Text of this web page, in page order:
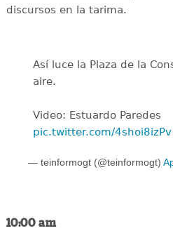
discursos en la tarima.
Así luce la Plaza de la
aire.
Video: Estuardo Paredes
pic.twitter.com/4shoi8izPv
— teinformogt (@teinformogt)
10:00 am